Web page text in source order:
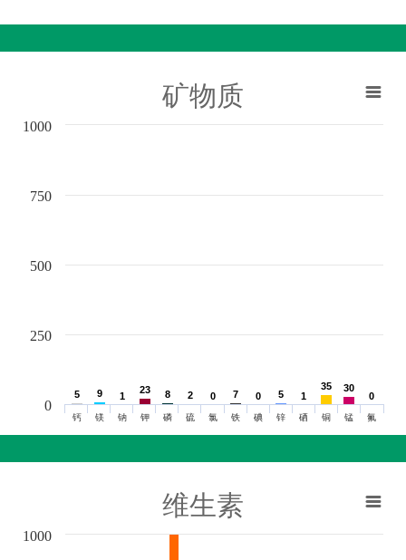
矿物质
5
5 9
9 1
1
23
23 8
8 2
2 0
0 7
7 0
0 5
5 1
1
35
35 30
30
0
0
钙 镁 钠 钾 磷 硫 氯 铁 碘 锌 硒 铜 锰 氟
0
250
500
750
1000
维生素
1000